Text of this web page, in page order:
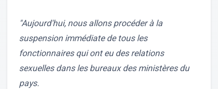
"Aujourd'hui, nous allons procéder à la
suspension immédiate de tous les
fonctionnaires qui ont eu des relations
sexuelles dans les bureaux des ministères du
pays.